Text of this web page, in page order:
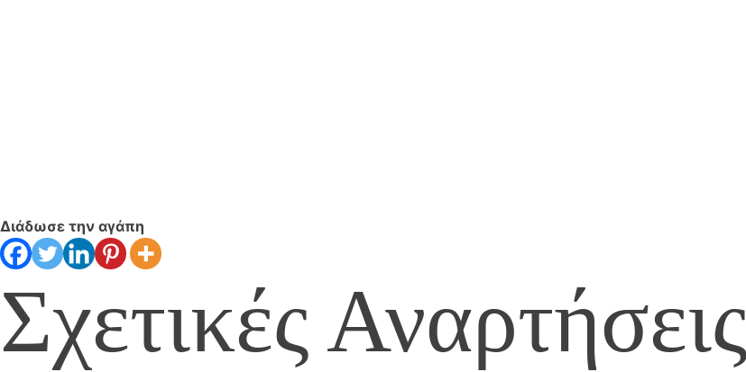
Διάδωσε την αγάπη
Σχετικές Αναρτήσεις